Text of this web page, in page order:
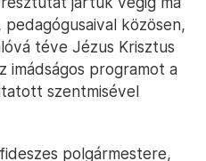
pedagógusaival közösen,
téve Jézus Krisztus
imádságos programot a
szentmisével
polgármestere,